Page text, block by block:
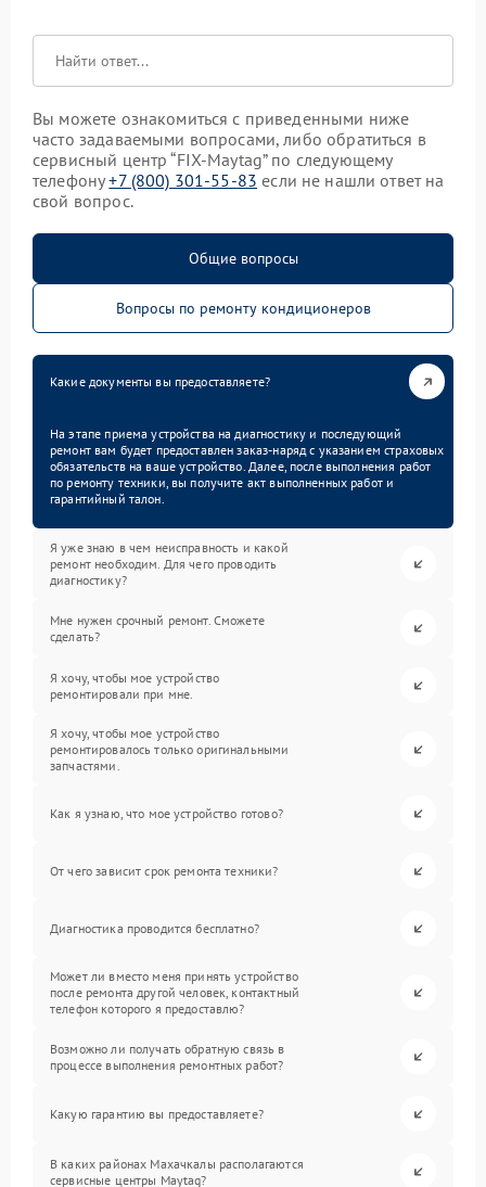
Вы можете ознакомиться с приведенными ниже
часто задаваемыми вопросами, либо обратиться в
сервисный центр “FIX-Maytag” по следующему
телефону+7 (800) 301-55-83 если не нашли ответ на
свой вопрос.
Общие вопросы
Вопросы по ремонту кондиционеров
Какие документы вы предоставляете?
На этапе приема устройства на диагностику и последующий
ремонт вам будет предоставлен заказ-наряд с указанием страховых
обязательств на ваше устройство. Далее, после выполнения работ
по ремонту техники, вы получите акт выполненных работ и
гарантийный талон.
Я уже знаю в чем неисправность и какой
ремонт необходим. Для чего проводить
диагностику?
Мне нужен срочный ремонт. Сможете
сделать?
Я хочу, чтобы мое устройство
ремонтировали при мне.
Я хочу, чтобы мое устройство
ремонтировалось только оригинальными
запчастями.
Как я узнаю, что мое устройство готово?
От чего зависит срок ремонта техники?
Диагностика проводится бесплатно?
Может ли вместо меня принять устройство
после ремонта другой человек, контактный
телефон которого я предоставлю?
Возможно ли получать обратную связь в
процессе выполнения ремонтных работ?
Какую гарантию вы предоставляете?
В каких районах Махачкалы располагаются
сервисные центры Maytag?